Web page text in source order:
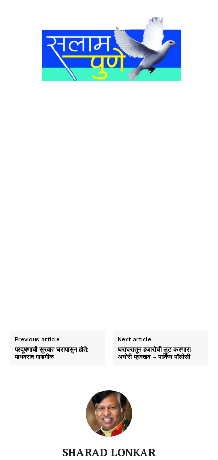
Previous article
प्रदूषणाची सुरवात घरापासुन होते:
माधवराव गाडगीळ
Next article
घराघरातून हजारोची लुट करणारा
अघोरी प्रस्ताव – पार्किंग पॉलीसी
SHARAD LONKAR